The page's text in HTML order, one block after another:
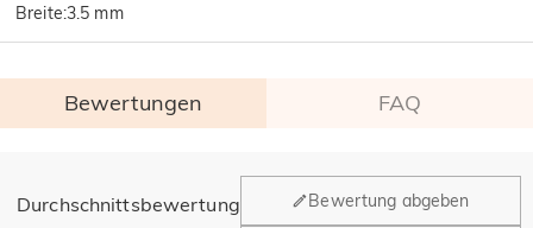
Breite:3.5 mm
Bewertungen FAQ
Durchschnittsbewertung Bewertung abgeben
Allgemein